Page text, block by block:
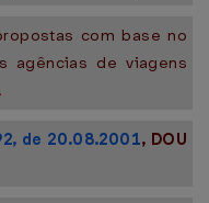
com base no
agências de viagens
de 20.08.2001, DOU